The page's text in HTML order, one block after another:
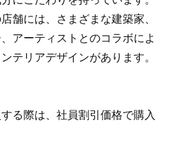
舗には、さまざまな建築家、
アーティストとのコラボによ
テリアデザインがあります。
る際は、社員割引価格で購入